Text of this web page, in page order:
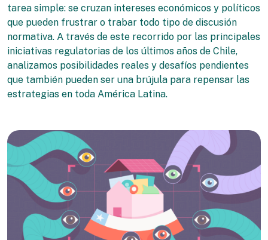
tarea simple: se cruzan intereses económicos y políticos
que pueden frustrar o trabar todo tipo de discusión
normativa. A través de este recorrido por las principales
iniciativas regulatorias de los últimos años de Chile,
analizamos posibilidades reales y desafíos pendientes
que también pueden ser una brújula para repensar las
estrategias en toda América Latina.